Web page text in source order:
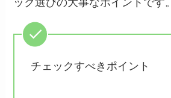
ック選びの大事なポイントです。
チェックすべきポイント